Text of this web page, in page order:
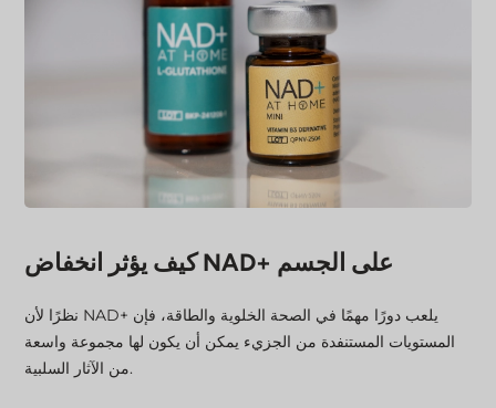
كيف يؤثر انخفاض NAD+ على الجسم
نظرًا لأن NAD+ يلعب دورًا مهمًا في الصحة الخلوية والطاقة، فإن
المستويات المستنفدة من الجزيء يمكن أن يكون لها مجموعة واسعة
من الآثار السلبية.